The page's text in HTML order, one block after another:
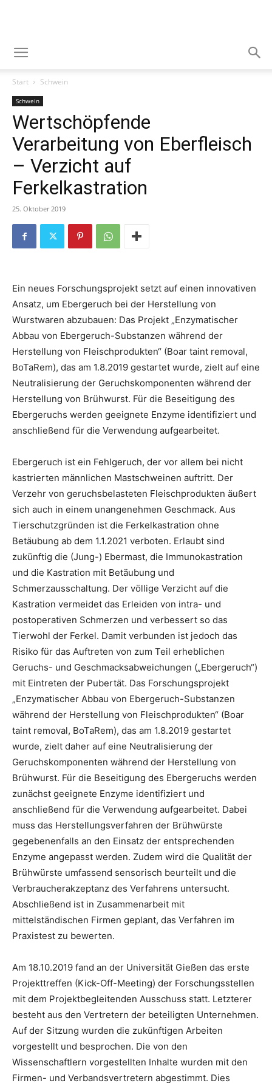
Start Schwein
Schwein
Wertschöpfende
Verarbeitung von Eberfleisch
– Verzicht auf
Ferkelkastration
25. Oktober 2019
Ein neues Forschungsprojekt setzt auf einen innovativen
Ansatz, um Ebergeruch bei der Herstellung von
Wurstwaren abzubauen: Das Projekt „Enzymatischer
Abbau von Ebergeruch-Substanzen während der
Herstellung von Fleischprodukten“ (Boar taint removal,
BoTaRem), das am 1.8.2019 gestartet wurde, zielt auf eine
Neutralisierung der Geruchskomponenten während der
Herstellung von Brühwurst. Für die Beseitigung des
Ebergeruchs werden geeignete Enzyme identifiziert und
anschließend für die Verwendung aufgearbeitet.
Ebergeruch ist ein Fehlgeruch, der vor allem bei nicht
kastrierten männlichen Mastschweinen auftritt. Der
Verzehr von geruchsbelasteten Fleischprodukten äußert
sich auch in einem unangenehmen Geschmack. Aus
Tierschutzgründen ist die Ferkelkastration ohne
Betäubung ab dem 1.1.2021 verboten. Erlaubt sind
zukünftig die (Jung-) Ebermast, die Immunokastration
und die Kastration mit Betäubung und
Schmerzausschaltung. Der völlige Verzicht auf die
Kastration vermeidet das Erleiden von intra- und
postoperativen Schmerzen und verbessert so das
Tierwohl der Ferkel. Damit verbunden ist jedoch das
Risiko für das Auftreten von zum Teil erheblichen
Geruchs- und Geschmacksabweichungen („Ebergeruch“)
mit Eintreten der Pubertät. Das Forschungsprojekt
„Enzymatischer Abbau von Ebergeruch-Substanzen
während der Herstellung von Fleischprodukten“ (Boar
taint removal, BoTaRem), das am 1.8.2019 gestartet
wurde, zielt daher auf eine Neutralisierung der
Geruchskomponenten während der Herstellung von
Brühwurst. Für die Beseitigung des Ebergeruchs werden
zunächst geeignete Enzyme identifiziert und
anschließend für die Verwendung aufgearbeitet. Dabei
muss das Herstellungsverfahren der Brühwürste
gegebenenfalls an den Einsatz der entsprechenden
Enzyme angepasst werden. Zudem wird die Qualität der
Brühwürste umfassend sensorisch beurteilt und die
Verbraucherakzeptanz des Verfahrens untersucht.
Abschließend ist in Zusammenarbeit mit
mittelständischen Firmen geplant, das Verfahren im
Praxistest zu bewerten.
Am 18.10.2019 fand an der Universität Gießen das erste
Projekttreffen (Kick-Off-Meeting) der Forschungsstellen
mit dem Projektbegleitenden Ausschuss statt. Letzterer
besteht aus den Vertretern der beteiligten Unternehmen.
Auf der Sitzung wurden die zukünftigen Arbeiten
vorgestellt und besprochen. Die von den
Wissenschaftlern vorgestellten Inhalte wurden mit den
Firmen- und Verbandsvertretern abgestimmt. Dies